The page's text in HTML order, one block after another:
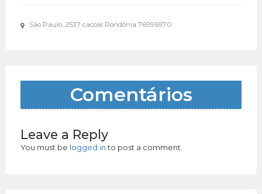
São Paulo, 2537 cacoal Rondônia 76996970
Comentários
Leave a Reply
You must be logged into post a comment.